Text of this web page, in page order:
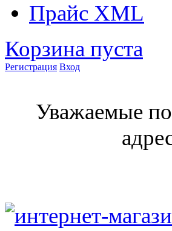
Прайс XML
Корзина пуста
Регистрация Вход
Уважаемые